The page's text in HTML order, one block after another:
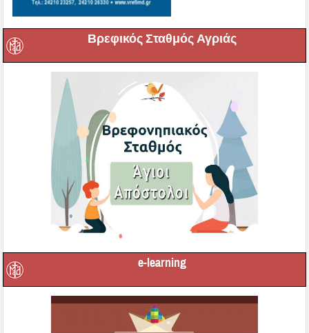
Βρεφικός Σταθμός Αγριάς
e-learning